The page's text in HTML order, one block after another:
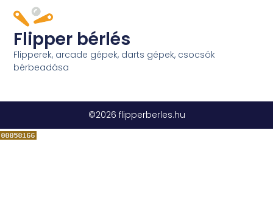
Flipper bérlés
Flipperek, arcade gépek, darts gépek, csocsók
bérbeadása
©2026 flipperberles.hu